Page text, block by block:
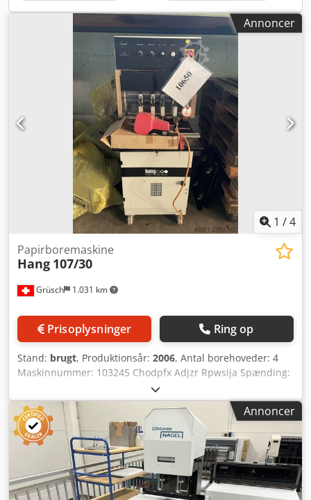
Annoncer
1 /4
Grüsch 1.031 km
Papirboremaskine
Hang 107/30
Prisoplysninger Ring op
Stand: brugt, Produktionsår: 2006, Antal borehoveder: 4
Maskinnummer: 103245 Chodpfx Adjzr Rpwsija Spænding:
Annoncer